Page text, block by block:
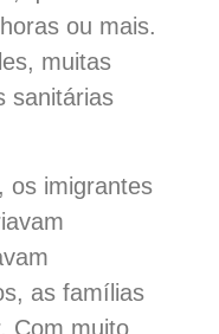
ou mais.
muitas
sanitárias
os imigrantes
as famílias
Com muito